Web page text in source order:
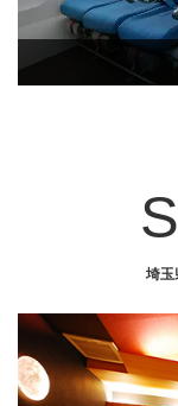
埼玉